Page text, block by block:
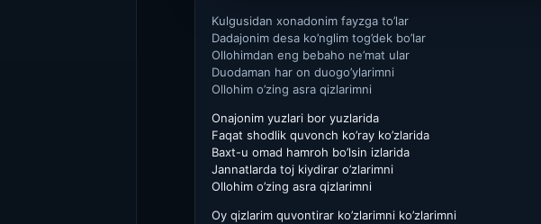
Kulgusidan xonadonim fayzga to’lar
Dadajonim desa ko’nglim tog’dek bo’lar
Ollohimdan eng bebaho ne’mat ular
Duodaman har on duogo’ylarimni
Ollohim o’zing asra qizlarimni
Onajonim yuzlari bor yuzlarida
Faqat shodlik quvonch ko’ray ko’zlarida
Baxt-u omad hamroh bo’lsin izlarida
Jannatlarda toj kiydirar o’zlarimni
Ollohim o’zing asra qizlarimni
Oy qizlarim quvontirar ko’zlarimni ko’zlarimni